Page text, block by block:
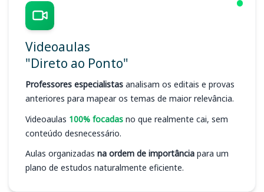
Videoaulas
"Direto ao Ponto"
Professores especialistas analisam os editais e provas
anteriores para mapear os temas de maior relevância.
Videoaulas 100% focadas no que realmente cai, sem
conteúdo desnecessário.
Aulas organizadas na ordem de importância para um
plano de estudos naturalmente eficiente.